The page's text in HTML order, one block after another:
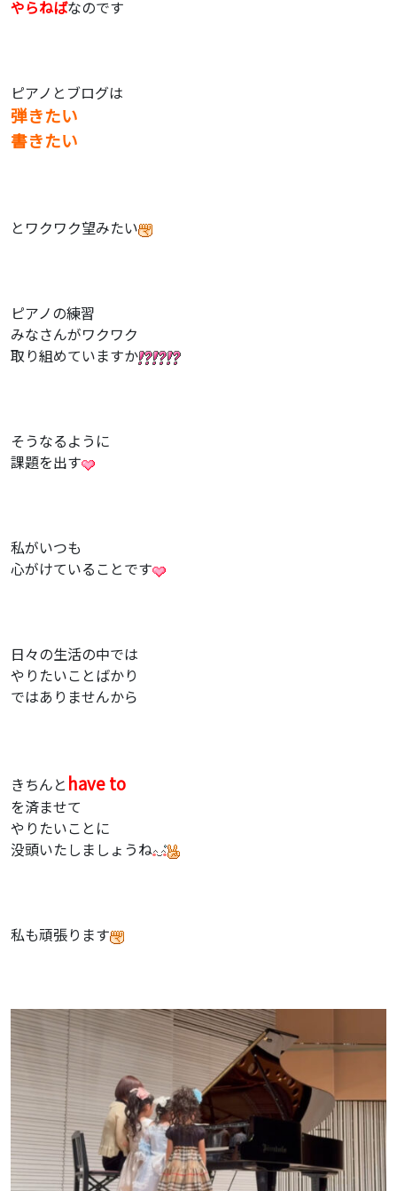
やらねばなのです
ピアノとブログは
弾きたい
書きたい
とワクワク望みたい
ピアノの練習
みなさんがワクワク
取り組めていますか
そうなるように
課題を出す
私がいつも
心がけていることです
日々の生活の中では
やりたいことばかり
ではありませんから
きちんと have to
を済ませて
やりたいことに
没頭いたしましょうね
私も頑張ります